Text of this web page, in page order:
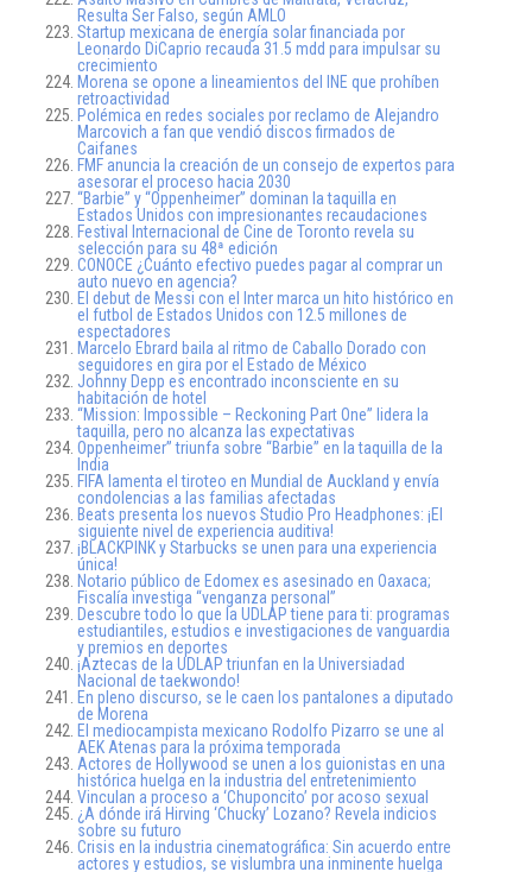
Resulta Ser Falso, según AMLO
Startup mexicana de energía solar financiada por
Leonardo DiCaprio recauda 31.5 mdd para impulsar su
crecimiento
Morena se opone a lineamientos del INE que prohíben
retroactividad
Polémica en redes sociales por reclamo de Alejandro
Marcovich a fan que vendió discos firmados de
Caifanes
FMF anuncia la creación de un consejo de expertos para
asesorar el proceso hacia 2030
“Barbie” y “Oppenheimer” dominan la taquilla en
Estados Unidos con impresionantes recaudaciones
Festival Internacional de Cine de Toronto revela su
selección para su 48ª edición
CONOCE ¿Cuánto efectivo puedes pagar al comprar un
auto nuevo en agencia?
El debut de Messi con el Inter marca un hito histórico en
el futbol de Estados Unidos con 12.5 millones de
espectadores
Marcelo Ebrard baila al ritmo de Caballo Dorado con
seguidores en gira por el Estado de México
Johnny Depp es encontrado inconsciente en su
habitación de hotel
“Mission: Impossible – Reckoning Part One” lidera la
taquilla, pero no alcanza las expectativas
Oppenheimer” triunfa sobre “Barbie” en la taquilla de la
India
FIFA lamenta el tiroteo en Mundial de Auckland y envía
condolencias a las familias afectadas
Beats presenta los nuevos Studio Pro Headphones: ¡El
siguiente nivel de experiencia auditiva!
¡BLACKPINK y Starbucks se unen para una experiencia
única!
Notario público de Edomex es asesinado en Oaxaca;
Fiscalía investiga “venganza personal”
Descubre todo lo que la UDLAP tiene para ti: programas
estudiantiles, estudios e investigaciones de vanguardia
y premios en deportes
¡Aztecas de la UDLAP triunfan en la Universiadad
Nacional de taekwondo!
En pleno discurso, se le caen los pantalones a diputado
de Morena
El mediocampista mexicano Rodolfo Pizarro se une al
AEK Atenas para la próxima temporada
Actores de Hollywood se unen a los guionistas en una
histórica huelga en la industria del entretenimiento
Vinculan a proceso a ‘Chuponcito’ por acoso sexual
¿A dónde irá Hirving ‘Chucky’ Lozano? Revela indicios
sobre su futuro
Crisis en la industria cinematográfica: Sin acuerdo entre
actores y estudios, se vislumbra una inminente huelga